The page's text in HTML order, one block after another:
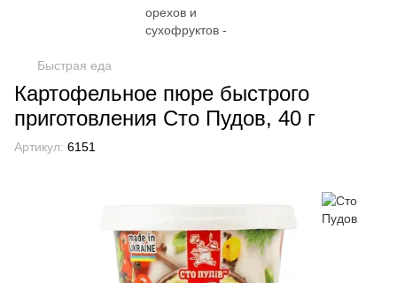
Быстрая еда
Картофельное пюре быстрого
приготовления Сто Пудов, 40 г
Артикул: 6151